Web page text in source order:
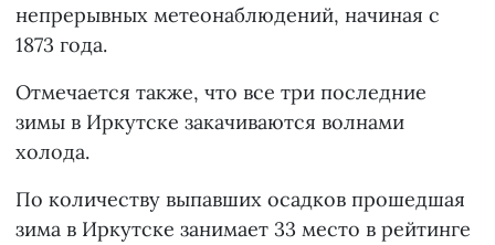
непрерывных метеонаблюдений, начиная с
1873 года.
Отмечается также, что все три последние
зимы в Иркутске закачиваются волнами
холода.
По количеству выпавших осадков прошедшая
зима в Иркутске занимает 33 место в рейтинге